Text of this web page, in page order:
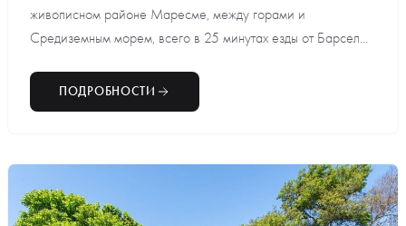
живописном районе Маресме, между горами и
Средиземным морем, всего в 25 минутах езды от Барсел...
ПОДРОБНОСТИ